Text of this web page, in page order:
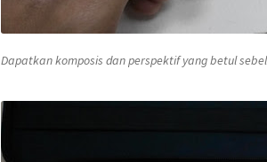
Dapatkan komposis dan perspektif yang betul